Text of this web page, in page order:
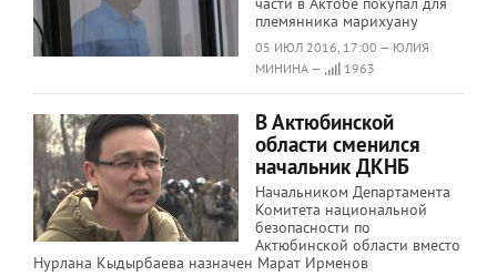
племянника марихуану
05 ИЮЛ 2016, 17:00 — ЮЛИЯ
МИНИНА —
1963
В Актюбинской
области сменился
начальник ДКНБ
Начальником Департамента
Комитета национальной
безопасности по
Актюбинской области вместо
Нурлана Кыдырбаева назначен Марат Ирменов